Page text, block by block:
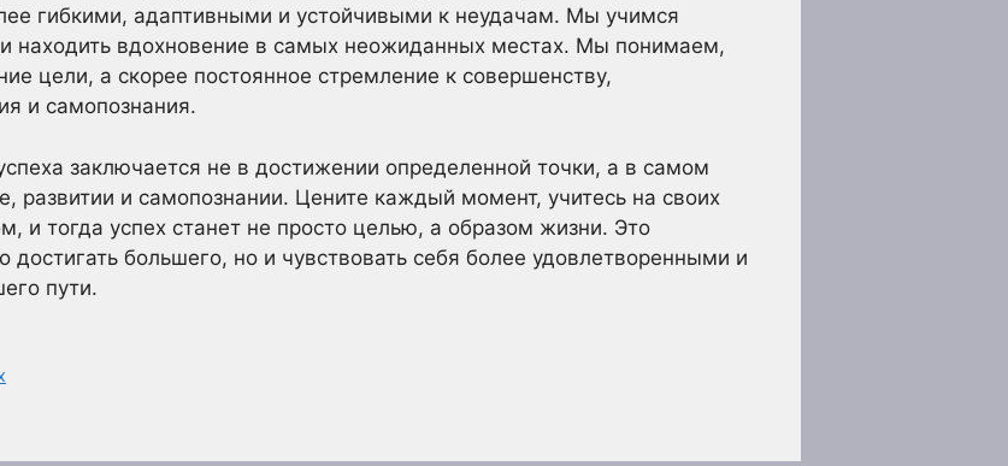
гибкими, адаптивными и устойчивыми к неудачам. Мы учимся
и находить вдохновение в самых неожиданных местах. Мы понимаем,
цели, а скорее постоянное стремление к совершенству,
и самопознания.
заключается не в достижении определенной точки, а в самом
развитии и самопознании. Цените каждый момент, учитесь на своих
и тогда успех станет не просто целью, а образом жизни. Это
достигать большего, но и чувствовать себя более удовлетворенными и
пути.